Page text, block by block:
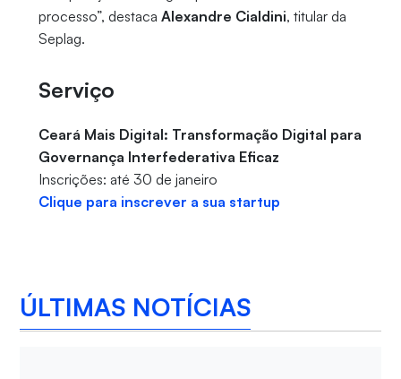
processo”, destaca Alexandre Cialdini, titular da
Seplag.
Serviço
Ceará Mais Digital: Transformação Digital para
Governança Interfederativa Eficaz
Inscrições: até 30 de janeiro
Clique para inscrever a sua startup
ÚLTIMAS NOTÍCIAS